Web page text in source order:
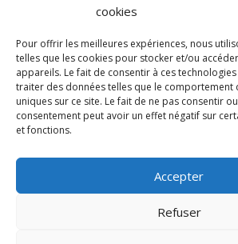
cookies
Pour offrir les meilleures expériences, nous
telles que les cookies pour stocker et/ou
appareils. Le fait de consentir à ces
traiter des données telles que le comportement
uniques sur ce site. Le fait de ne pas consentir
consentement peut avoir un effet négatif sur
et fonctions.
Accepter
Refuser
Si tu souhaites
Rocknfool, n'hésite
pas à nous envoyer
tes chroniques de
concerts, de films,
séries ou des billets
d'humeur :
net